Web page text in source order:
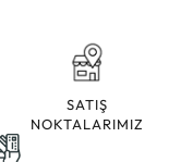
SATIŞ
NOKTALARIMIZ